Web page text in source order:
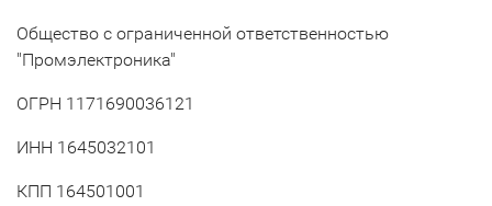
Общество с ограниченной ответственностью
"Промэлектроника"
ОГРН 1171690036121
ИНН 1645032101
КПП 164501001